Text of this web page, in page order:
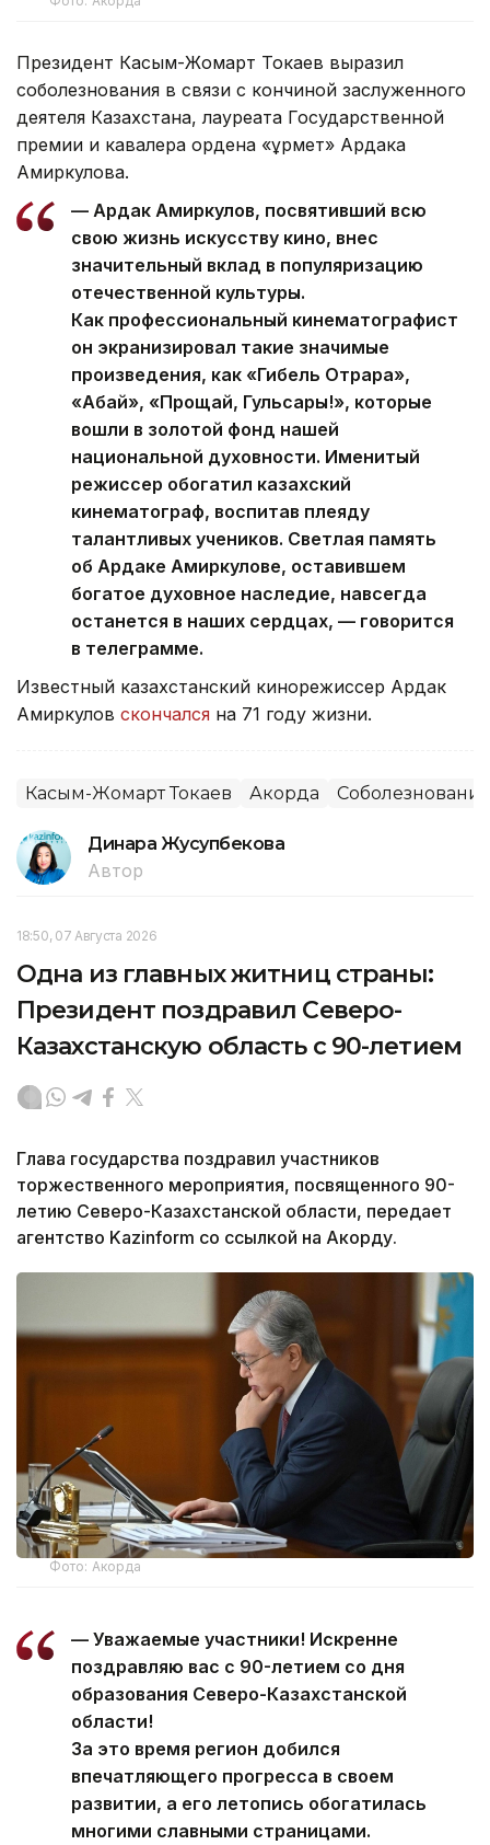
Президент Касым-Жомарт Токаев выразил
соболезнования в связи с кончиной заслуженного
деятеля Казахстана, лауреата Государственной
премии и кавалера ордена «Құрмет» Ардака
Амиркулова.
— Ардак Амиркулов, посвятивший всю
свою жизнь искусству кино, внес
значительный вклад в популяризацию
отечественной культуры.
Как профессиональный кинематографист
он экранизировал такие значимые
произведения, как «Гибель Отрара»,
«Абай», «Прощай, Гульсары!», которые
вошли в золотой фонд нашей
национальной духовности. Именитый
режиссер обогатил казахский
кинематограф, воспитав плеяду
талантливых учеников. Светлая память
об Ардаке Амиркулове, оставившем
богатое духовное наследие, навсегда
останется в наших сердцах, — говорится
в телеграмме.
Известный казахстанский кинорежиссер Ардак
Амиркулов скончался на 71 году жизни.
Касым-Жомарт Токаев Акорда
Динара Жусупбекова
Автор
18:50, 07 Августа 2026
Одна из главных житниц страны:
Президент поздравил Северо-
Казахстанскую область с 90-летием
Глава государства поздравил участников
торжественного мероприятия, посвященного 90-
летию Северо-Казахстанской области, передает
агентство Kazinform со ссылкой на Акорду.
Фото: Акорда
— Уважаемые участники! Искренне
поздравляю вас с 90-летием со дня
образования Северо-Казахстанской
области!
За это время регион добился
впечатляющего прогресса в своем
развитии, а его летопись обогатилась
многими славными страницами.